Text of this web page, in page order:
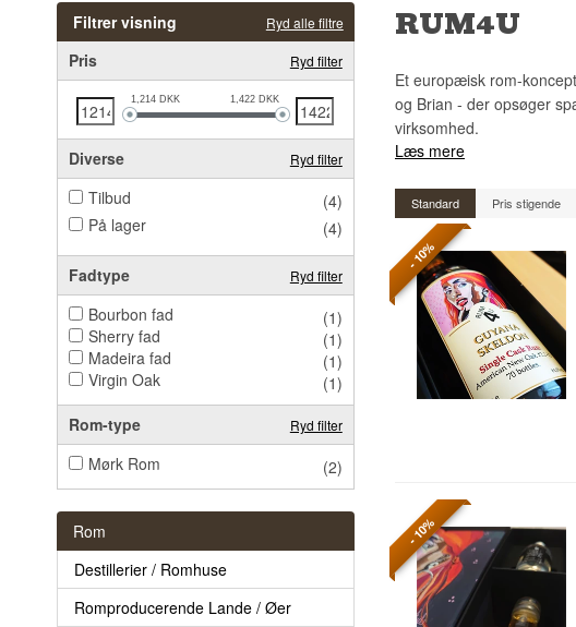
Filtrer visning Ryd alle filtre
Pris Ryd filter
1,214 DKK 1,422 DKK
Diverse Ryd filter
Tilbud
(4)
På lager
(4)
Fadtype Ryd filter
Bourbon fad
(1)
Sherry fad
(1)
Madeira fad
(1)
Virgin Oak
(1)
Rom-type
Ryd filter
Mørk Rom (2)
Rom
Destillerier / Romhuse
Romproducerende Lande / Øer
RUM4U
Et europæisk rom-
og Brian - der opsøger
virksomhed.
Læs mere
Standard Pris stigende
- 10%
- 10%